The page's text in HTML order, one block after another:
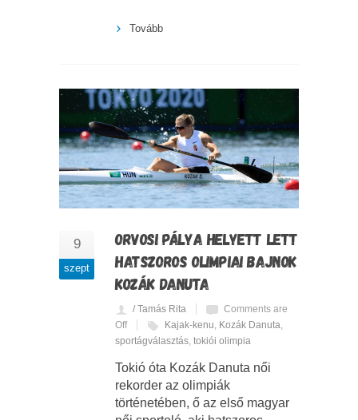
Tovább
9
szept
ORVOSI PÁLYA HELYETT LETT
HATSZOROS OLIMPIAI BAJNOK
KOZÁK DANUTA
/ Tamás Rita
Comments are
Off
Kajak-kenu, Kozák Danuta,
sportágválasztás, tokiói olimpia
Tokió óta Kozák Danuta női
rekorder az olimpiák
történetében, ő az első magyar